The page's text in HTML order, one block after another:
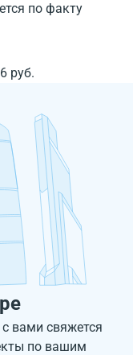
по факту
руб.
с вами свяжется
по вашим